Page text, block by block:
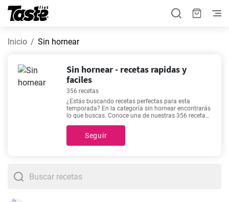
Inicio Sin hornear
Sin hornear - recetas rapidas y
faciles
356 recetas
¿Estás buscando recetas perfectas para esta
temporada? En la categoría sin hornear encontrarás
lo que buscas. Conoce una de nuestras 356 recetas.
tiempo exacto de preparación de cada platillo, así
como los ingredientes y el número de porciones,
Calabacín
de queso sin horno de Eva Arguiñano
Seguir